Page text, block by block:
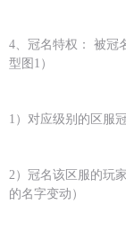
4、冠名特权： 被冠
型图1）
1）对应级别的区服
2）冠名该区服的玩
的名字变动）